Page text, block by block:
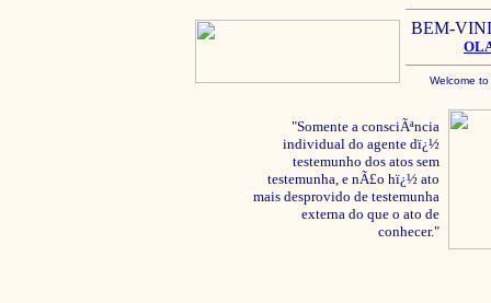
BEM-
Welcome
"Somente a consciÃªncia
individual do agente dï¿½
testemunho dos atos sem
testemunha, e nÃ£o hï¿½ ato
mais desprovido de testemunha
externa do que o ato de
conhecer."